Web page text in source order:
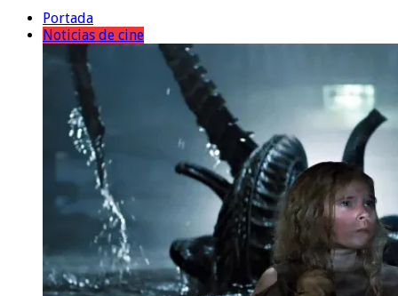
Portada
Noticias de cine